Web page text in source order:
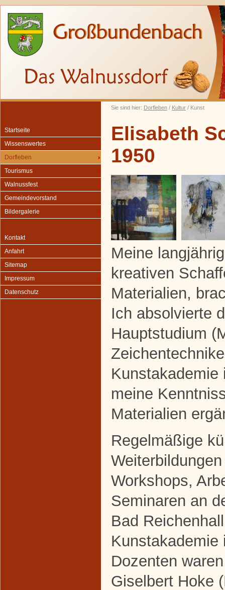
Sie sind hier: Dorfleben / Kultur / Kunst
Startseite
Wissenswertes
Dorfleben
Tourismus
Walnussfest
Gemeindevorstand
Bildergalerie
Kontakt
Anfahrt
Sitemap
Impressum
Datenschutz
Elisabeth
1950
Meine
kreativen
Materialien,
Ich absolvierte
Hauptstudium
Kunstakademie
meine
Materialien
Regelmäßige
Workshops,
Seminaren an
Bad
Kunstakademie
Dozenten
Giselbert Hoke